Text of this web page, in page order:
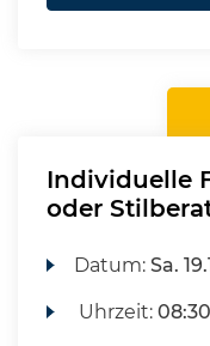
Individuelle
oder
Datum:Sa.
Uhrzeit: